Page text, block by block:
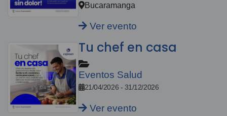
Bucaramanga
Ver evento
Tu chef en casa
Eventos Salud
21/04/2026 - 31/12/2026
Ver evento